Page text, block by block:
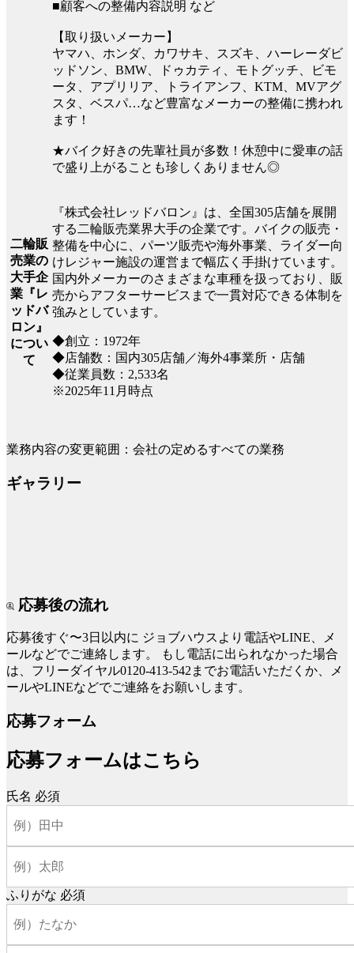
■顧客への整備内容説明 など
【取り扱いメーカー】
ヤマハ、ホンダ、カワサキ、スズキ、ハーレーダビ
ッドソン、BMW、ドゥカティ、モトグッチ、ビモ
ータ、アプリリア、トライアンフ、KTM、MVアグ
スタ、ベスパ…など豊富なメーカーの整備に携われ
ます！
★バイク好きの先輩社員が多数！休憩中に愛車の話
で盛り上がることも珍しくありません◎
二輪販
売業の
大手企
業『レ
ッドバ
ロン』
につい
て
『株式会社レッドバロン』は、全国305店舗を展開
する二輪販売業界大手の企業です。バイクの販売・
整備を中心に、パーツ販売や海外事業、ライダー向
けレジャー施設の運営まで幅広く手掛けています。
国内外メーカーのさまざまな車種を扱っており、販
売からアフターサービスまで一貫対応できる体制を
強みとしています。
◆創立：1972年
◆店舗数：国内305店舗／海外4事業所・店舗
◆従業員数：2,533名
※2025年11月時点
業務内容の変更範囲：会社の定めるすべての業務
ギャラリー
応募後の流れ
応募後すぐ〜3日以内に ジョブハウスより電話やLINE、メ
ールなどでご連絡します。
もし電話に出られなかった場合
は、フリーダイヤル0120-413-542までお電話いただくか、メ
ールやLINEなどでご連絡をお願いします。
応募フォーム
応募フォームはこちら
氏名 必須
ふりがな 必須